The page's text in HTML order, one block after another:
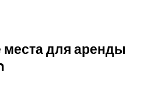
для аренды